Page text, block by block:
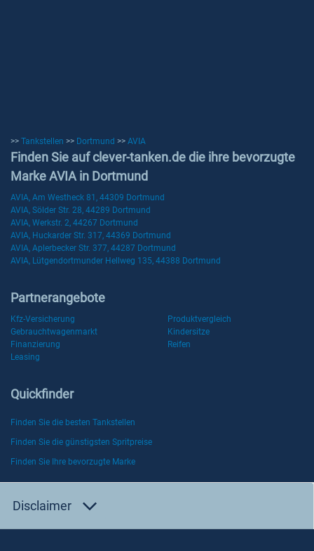
>> Tankstellen >> Dortmund >> AVIA
Finden Sie auf clever-tanken.de die ihre bevorzugte
Marke AVIA in Dortmund
AVIA, Am Westheck 81, 44309 Dortmund
AVIA, Sölder Str. 28, 44289 Dortmund
AVIA, Werkstr. 2, 44267 Dortmund
AVIA, Huckarder Str. 317, 44369 Dortmund
AVIA, Aplerbecker Str. 377, 44287 Dortmund
AVIA, Lütgendortmunder Hellweg 135, 44388 Dortmund
Partnerangebote
Kfz-Versicherung
Produktvergleich
Gebrauchtwagenmarkt
Kindersitze
Finanzierung
Reifen
Leasing
Quickfinder
Finden Sie die besten Tankstellen
Finden Sie die günstigsten Spritpreise
Finden Sie Ihre bevorzugte Marke
Disclaimer